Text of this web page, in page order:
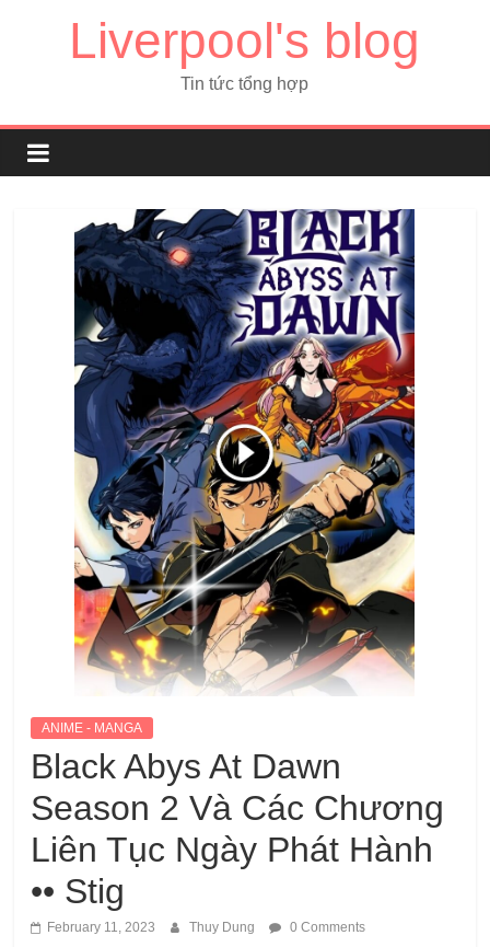
Liverpool's blog
Tin tức tổng hợp
ANIME - MANGA
Black Abys At Dawn
Season 2 Và Các Chương
Liên Tục Ngày Phát Hành
•• Stig
February 11, 2023 Thuy Dung 0 Comments